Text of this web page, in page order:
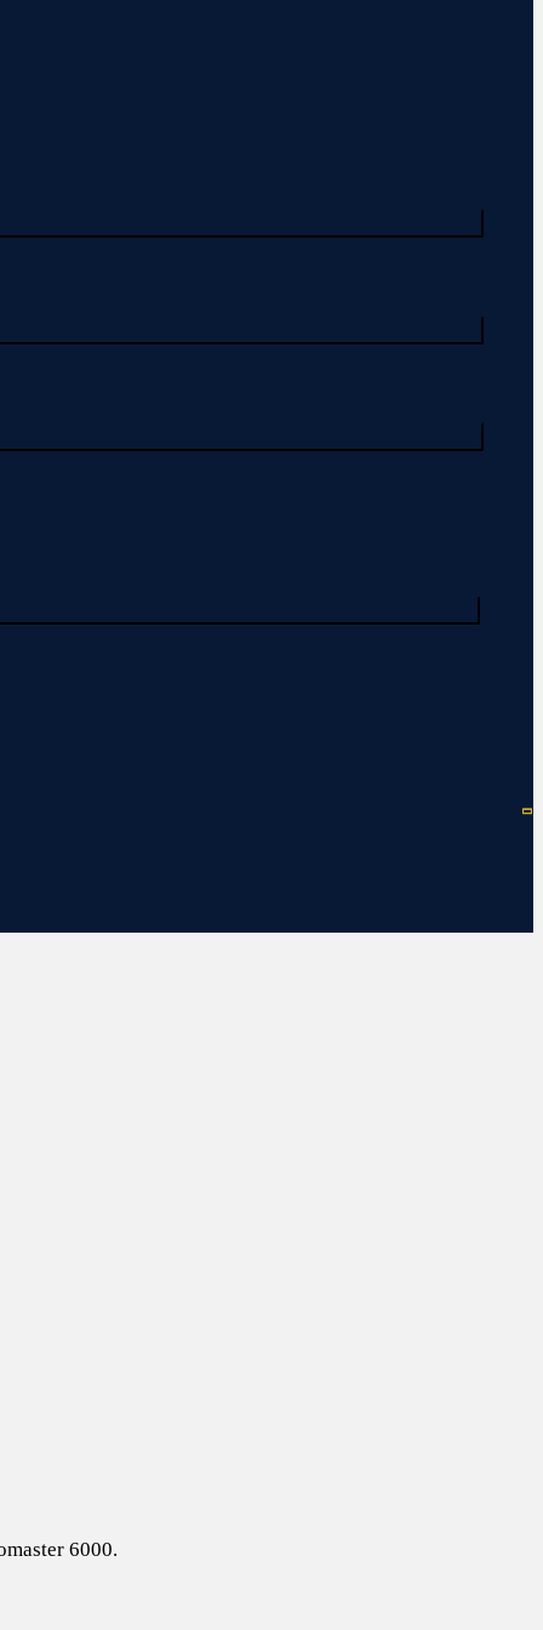
6000.